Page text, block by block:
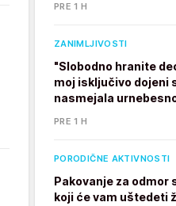
PRE 1 H
ZANIMLJIVOSTI
"Slobodno hranite
moj isključivo dojeni
nasmejala
PRE 1 H
PORODIČNE AKTIVNOSTI
Pakovanje za odmor
koji će vam uštedeti